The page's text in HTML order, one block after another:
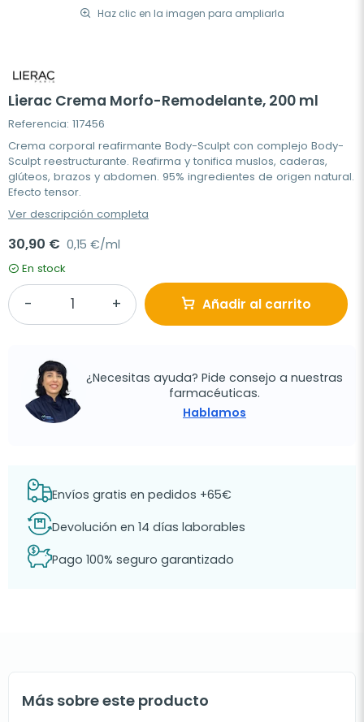
Haz clic en la imagen para ampliarla
Lierac Crema Morfo-Remodelante, 200 ml
Referencia: 117456
Crema corporal reafirmante Body-Sculpt con complejo Body-
Sculpt reestructurante. Reafirma y tonifica muslos, caderas,
glúteos, brazos y abdomen. 95% ingredientes de origen natural.
Efecto tensor.
Ver descripción completa
30,90 € 0,15 €/ml
En stock
Añadir al carrito
¿Necesitas ayuda? Pide consejo a nuestras
farmacéuticas.
Hablamos
Envíos gratis en pedidos +65€
Devolución en 14 días laborables
Pago 100% seguro garantizado
Más sobre este producto